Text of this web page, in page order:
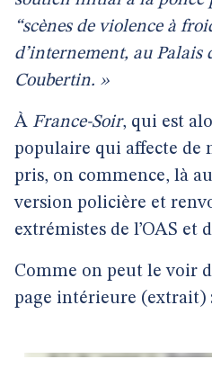
“scènes de violence à
d’internement, au Palais
Coubertin. »
À France-Soir, qui est
populaire qui affecte de
pris, on commence, là
version policière et
extrémistes de l’OAS et
Comme on peut le voir
page intérieure (extrait) :